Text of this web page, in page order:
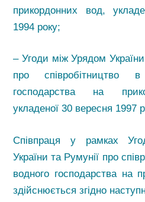
прикордонних вод,
1994 року;
– Угоди між Урядом
про співробітництво
господарства на
укладеної 30 вересня 1997
Співпраця у рамках
України та Румунії про
водного господарства на
здійснюється згідно